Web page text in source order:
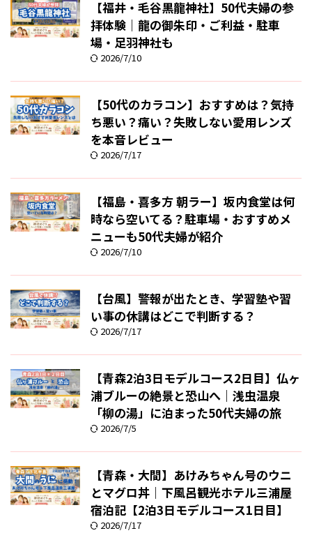
【福井・毛谷黒龍神社】50代夫婦の参
拝体験｜龍の御朱印・ご利益・駐車
場・足羽神社も
2026/7/10
【50代のカラコン】おすすめは？気持
ち悪い？痛い？失敗しない愛用レンズ
を本音レビュー
2026/7/17
【福島・喜多方 朝ラー】坂内食堂は何
時なら空いてる？駐車場・おすすめメ
ニューも50代夫婦が紹介
2026/7/10
【台風】警報が出たとき、学習塾や習
い事の休講はどこで判断する？
2026/7/17
【青森2泊3日モデルコース2日目】仏ヶ
浦ブルーの絶景と恐山へ｜浅虫温泉
「柳の湯」に泊まった50代夫婦の旅
2026/7/5
【青森・大間】あけみちゃん号のウニ
とマグロ丼｜下風呂観光ホテル三浦屋
宿泊記【2泊3日モデルコース1日目】
2026/7/17